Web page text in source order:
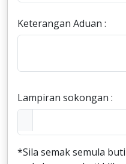
Keterangan Aduan :
Lampiran sokongan :
*Sila semak semula